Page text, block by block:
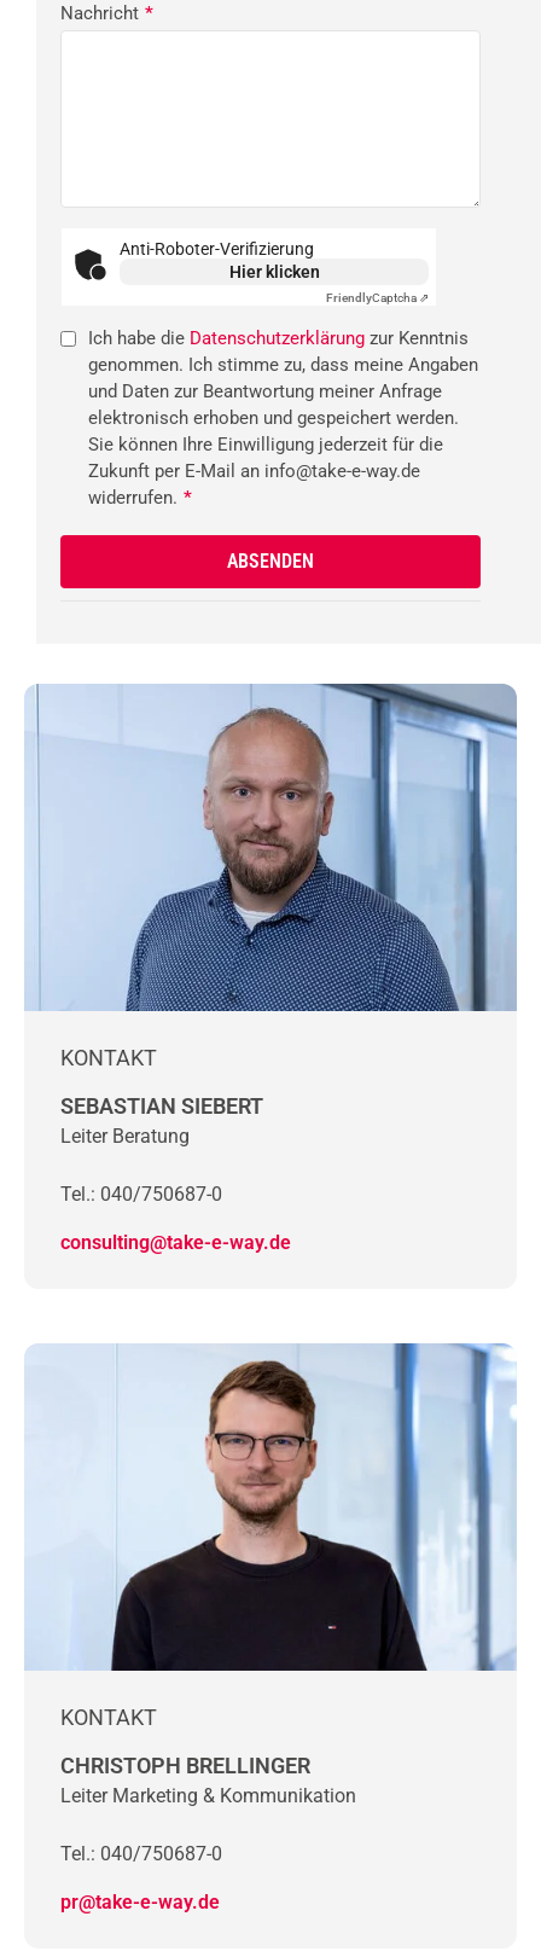
Nachricht *
Anti-Roboter-Verifizierung
Hier klicken
FriendlyCaptcha ⇗
Ich habe die Datenschutzerklärung zur Kenntnis
genommen. Ich stimme zu, dass meine Angaben
und Daten zur Beantwortung meiner Anfrage
elektronisch erhoben und gespeichert werden.
Sie können Ihre Einwilligung jederzeit für die
Zukunft per E-Mail an info@take-e-way.de
widerrufen. *
KONTAKT
SEBASTIAN SIEBERT
Leiter Beratung
Tel.: 040/750687-0
consulting@take-e-way.de
KONTAKT
CHRISTOPH BRELLINGER
Leiter Marketing & Kommunikation
Tel.: 040/750687-0
pr@take-e-way.de